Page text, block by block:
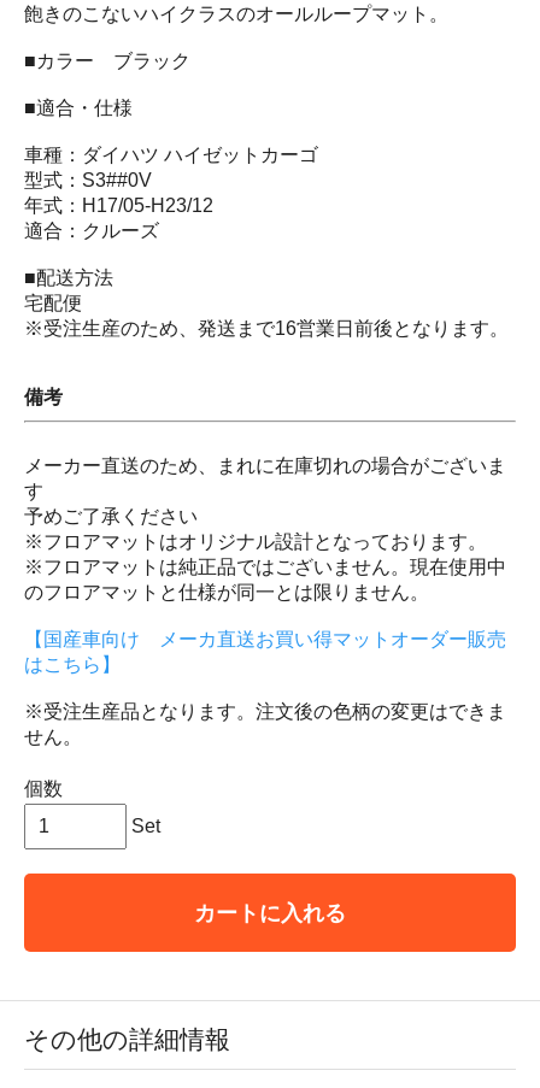
飽きのこないハイクラスのオールループマット。
■カラー ブラック
■適合・仕様
車種：ダイハツ ハイゼットカーゴ
型式：S3##0V
年式：H17/05-H23/12
適合：クルーズ
■配送方法
宅配便
※受注生産のため、発送まで16営業日前後となります。
備考
メーカー直送のため、まれに在庫切れの場合がございま
す
予めご了承ください
※フロアマットはオリジナル設計となっております。
※フロアマットは純正品ではございません。現在使用中
のフロアマットと仕様が同一とは限りません。
【国産車向け メーカ直送お買い得マットオーダー販売
はこちら】
※受注生産品となります。注文後の色柄の変更はできま
せん。
個数
Set
カートに入れる
その他の詳細情報